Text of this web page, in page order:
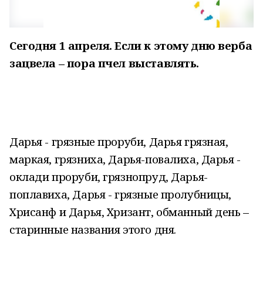
Сегодня 1 апреля. Если к этому дню верба
зацвела – пора пчел выставлять.
Дарья - грязные проруби, Дарья грязная,
маркая, грязниха, Дарья-повалиха, Дарья -
оклади проруби, грязнопруд, Дарья-
поплавиха, Дарья - грязные пролубницы,
Хрисанф и Дарья, Хризант, обманный день –
старинные названия этого дня.